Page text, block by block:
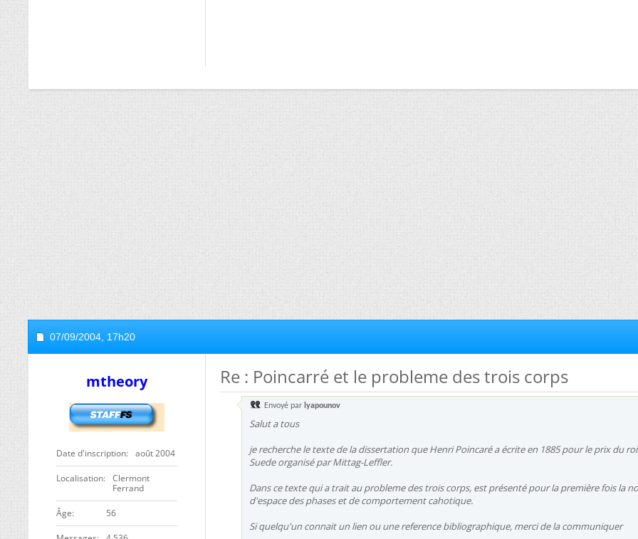
07/09/2004, 17h20
mtheory
Date d'inscription août 2004
Localisation
Clermont
Ferrand
ge 56
Re : Poincarré et le probleme des trois corps
Envoyé par lyapounov
Salut a tous
je recherche le texte de la dissertation que Henri Poincaré a écrite en 1885 pour le prix du
Suede organisé par Mittag-Leffler.
Dans ce texte qui a trait au probleme des trois corps, est présenté pour la première fois la
d'espace des phases et de comportement cahotique.
Si quelqu'un connait un lien ou une reference bibliographique, merci de la communiquer